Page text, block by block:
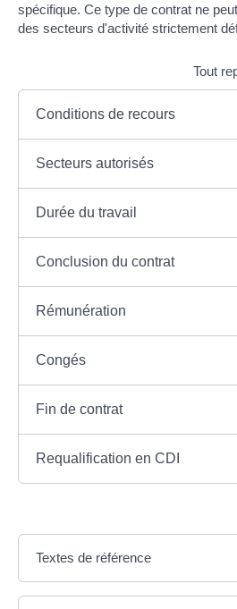
spécifique. Ce type de contrat ne
des secteurs d'activité strictement
Tout
Conditions de recours
Secteurs autorisés
Durée du travail
Conclusion du contrat
Rémunération
Congés
Fin de contrat
Requalification en CDI
Textes de référence